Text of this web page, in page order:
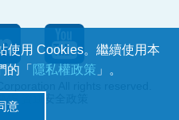
資通安全政策
使用 Cookies。繼續使用本
的「 隱私權政策 」。
意